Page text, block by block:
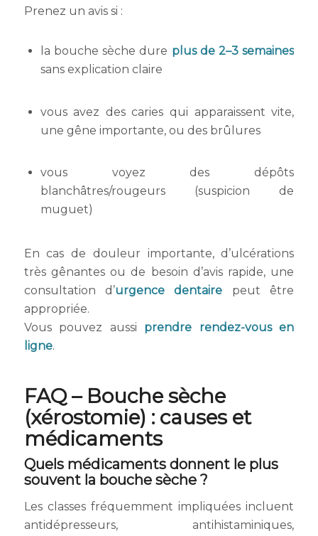
Prenez un avis si :
la bouche sèche dure plus de 2–3 semaines
sans explication claire
vous avez des caries qui apparaissent vite,
une gêne importante, ou des brûlures
vous voyez des dépôts
blanchâtres/rougeurs (suspicion de
muguet)
En cas de douleur importante, d’ulcérations
très gênantes ou de besoin d’avis rapide, une
consultation d’urgence dentaire peut être
appropriée.
Vous pouvez aussi prendre rendez-vous en
ligne.
FAQ – Bouche sèche
(xérostomie) : causes et
médicaments
Quels médicaments donnent le plus
souvent la bouche sèche ?
Les classes fréquemment impliquées incluent
antidépresseurs, antihistaminiques,